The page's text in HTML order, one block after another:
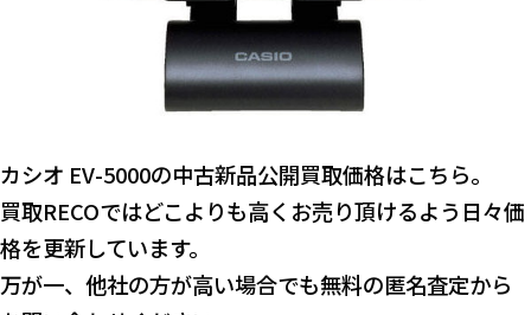
カシオ EV-5000の中古新品公開買取価格はこちら。
買取RECOではどこよりも高くお売り頂けるよう日々価
格を更新しています。
万が一、他社の方が高い場合でも無料の匿名査定から